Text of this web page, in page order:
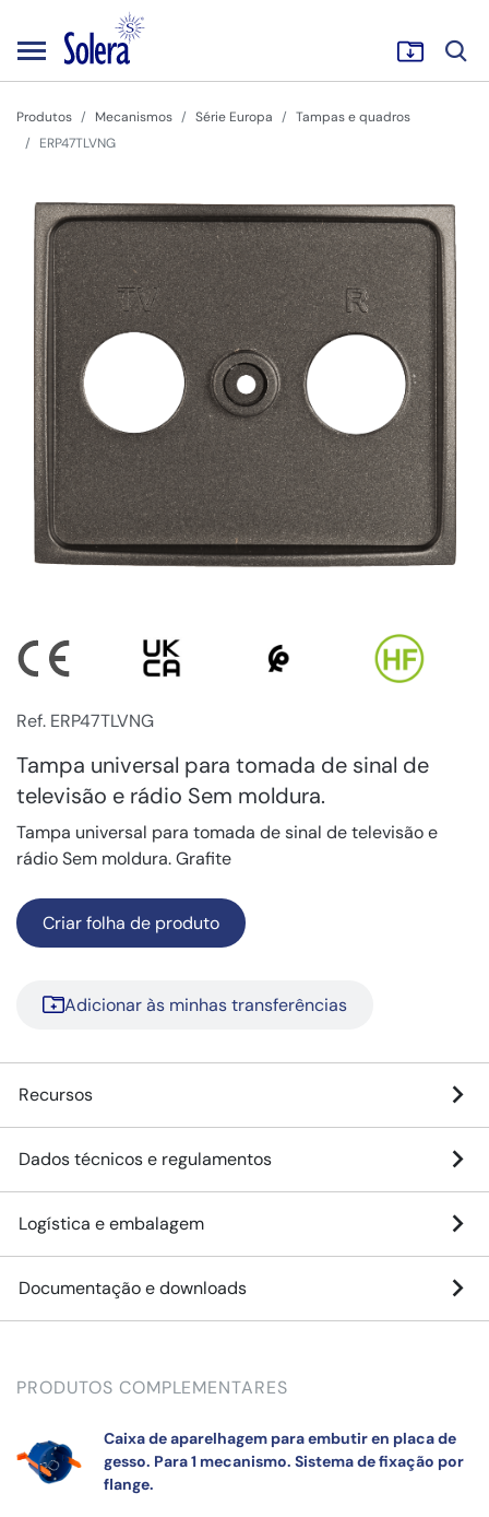
Produtos Mecanismos Série Europa
Tampas e quadros
ERP47TLVNG
Ref. ERP47TLVNG
Tampa universal para tomada de sinal de
televisão e rádio Sem moldura.
Tampa universal para tomada de sinal de televisão e
rádio Sem moldura. Grafite
Criar folha de produto
Adicionar às minhas transferências
Recursos
Dados técnicos e regulamentos
Logística e embalagem
Documentação e downloads
PRODUTOS COMPLEMENTARES
Caixa de aparelhagem para embutir en placa de
gesso. Para 1 mecanismo. Sistema de fixação por
flange.